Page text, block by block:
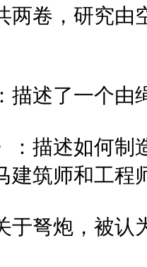
两卷，研究
描述了一个
：描述如何
建筑师和工程
于弩炮，被